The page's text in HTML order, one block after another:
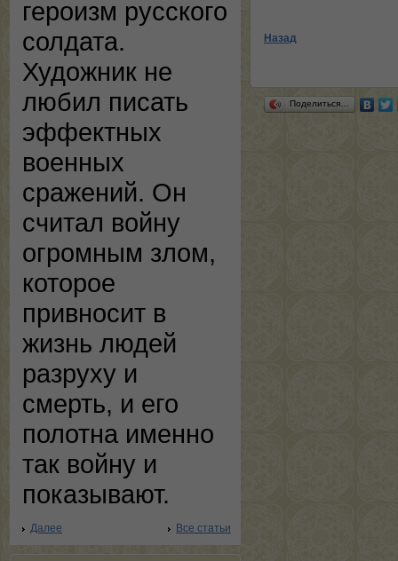
героизм русского
солдата.
Художник не
любил писать
эффектных
военных
сражений. Он
считал войну
огромным злом,
которое
привносит в
жизнь людей
разруху и
смерть, и его
полотна именно
так войну и
показывают.
Далее Все статьи
Назад
Поделиться…